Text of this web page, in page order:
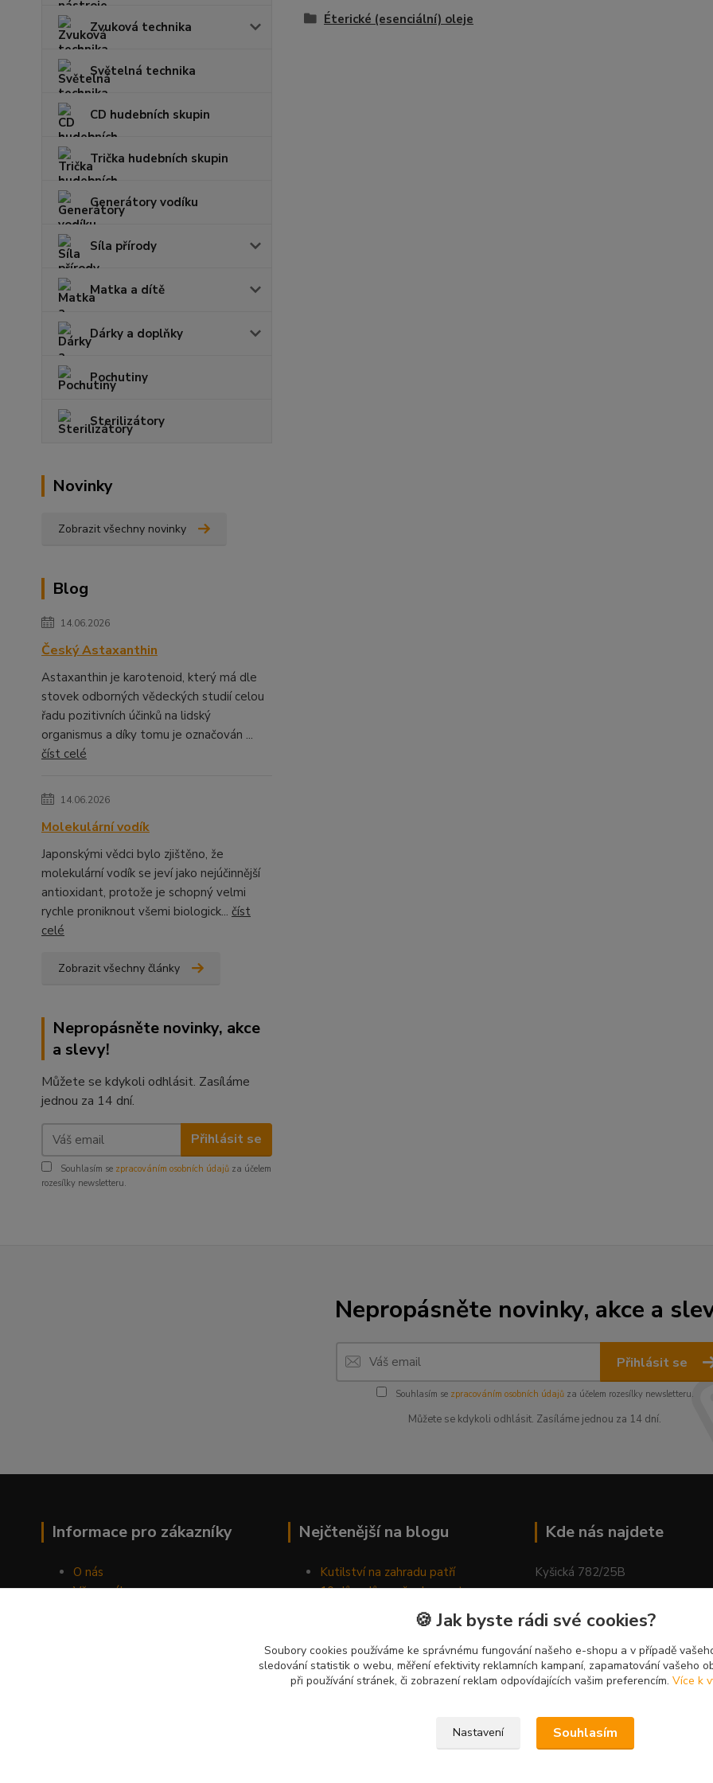
Zvuková technika
Světelná technika
CD hudebních skupin
Trička hudebních skupin
Generátory vodíku
Síla přírody
Matka a dítě
Dárky a doplňky
Pochutiny
Sterilizátory
Novinky
Zobrazit všechny novinky
Blog
14.06.2026
Český Astaxanthin
Astaxanthin je karotenoid, který má dle
stovek odborných vědeckých studií celou
řadu pozitivních účinků na lidský
organismus a díky tomu je označován ...
číst celé
14.06.2026
Molekulární vodík
Japonskými vědci bylo zjištěno, že
molekulární vodík se jeví jako nejúčinnější
antioxidant, protože je schopný velmi
rychle proniknout všemi biologick... číst
celé
Zobrazit všechny články
Nepropásněte novinky, akce
a slevy!
Můžete se kdykoli odhlásit. Zasíláme
jednou za 14 dní.
Přihlásit se
Souhlasím se zpracováním osobních údajů za účelem
rozesílky newsletteru.
Éterické (esenciální) oleje
Nepropásněte novinky, akce a
Přihlásit se
Souhlasím se zpracováním osobních údajůza účelem rozesílky newsletteru.
Můžete se kdykoli odhlásit. Zasíláme jednou za 14 dní.
Informace pro zákazníky
O nás
Vše o nákupu
Nejčtenější na blogu
Kutilství na zahradu patří
10 důvodů, proč relaxovat
chozením do přírody
Jak správně pěstovat tulipány
Náhodně generovaný článek
Kde nás najdete
Kyšická 782/25B
🍪 Jak byste rádi své cookies?
Soubory cookies používáme ke správnému fungování našeho e-shopu a v případě
sledování statistik o webu, měření efektivity reklamních kampaní, zapamatování vašeho
při používání stránek, či zobrazení reklam odpovídajících vašim preferencím. Více k
Nastavení Souhlasím